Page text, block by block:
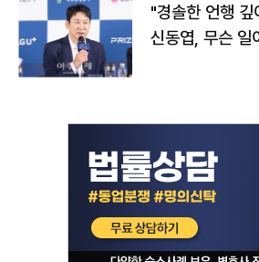
"경솔한 언행
신동엽, 무슨 일